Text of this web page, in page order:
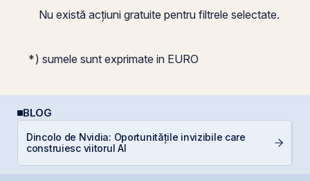
Nu există acțiuni gratuite pentru filtrele selectate.
*) sumele sunt exprimate in EURO
BLOG
Dincolo de Nvidia: Oportunitățile invizibile care
construiesc viitorul AI